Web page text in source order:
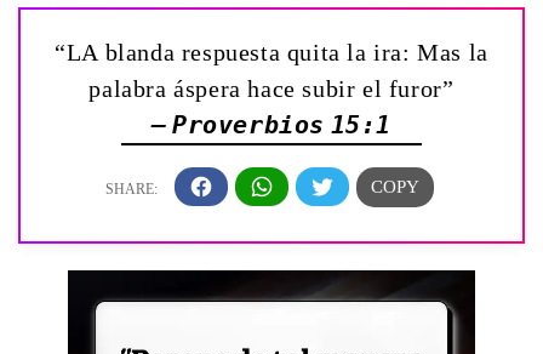
“LA blanda respuesta quita la ira: Mas la
palabra áspera hace subir el furor”
— Proverbios 15:1